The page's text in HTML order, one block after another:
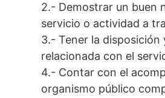
2.- Demostrar un buen
servicio o actividad a
3.- Tener la disposición
relacionada con el
4.- Contar con el
organismo público